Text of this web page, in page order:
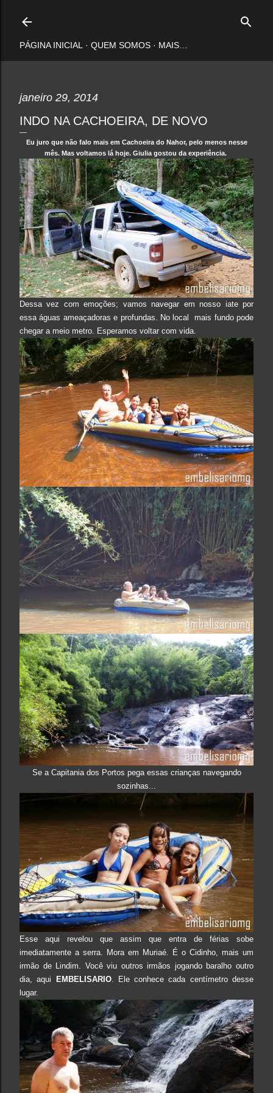
PÁGINA INICIAL QUEM SOMOS MAIS…
janeiro 29, 2014
INDO NA CACHOEIRA, DE NOVO
Eu juro que não falo mais em Cachoeira do Nahor, pelo menos nesse
mês. Mas voltamos lá hoje. Giulia gostou da experiência.
Dessa vez com emoções; vamos navegar em nosso iate por
essa águas ameaçadoras e profundas. No local mais fundo pode
chegar a meio metro. Esperamos voltar com vida.
Se a Capitania dos Portos pega essas crianças navegando
sozinhas...
Esse aqui revelou que assim que entra de férias sobe
imediatamente a serra. Mora em Muriaé. É o Cidinho, mais um
irmão de Lindim. Você viu outros irmãos jogando baralho outro
dia, aqui
EMBELISARIO. Ele conhece cada centímetro desse
lugar.